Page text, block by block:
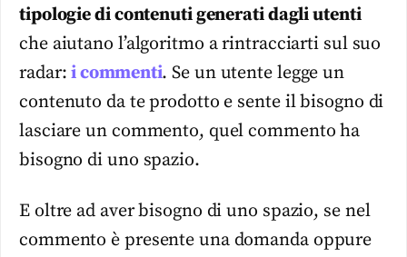
tipologie di contenuti generati dagli utenti
che aiutano l’algoritmo a rintracciarti sul suo
radar:icommenti. Se un utente legge un
contenuto da te prodotto e sente il bisogno di
lasciare un commento, quel commento ha
bisogno di uno spazio.
E oltre ad aver bisogno di uno spazio, se nel
commento è presente una domanda oppure